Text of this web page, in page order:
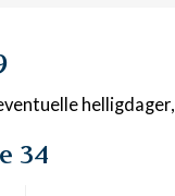
34